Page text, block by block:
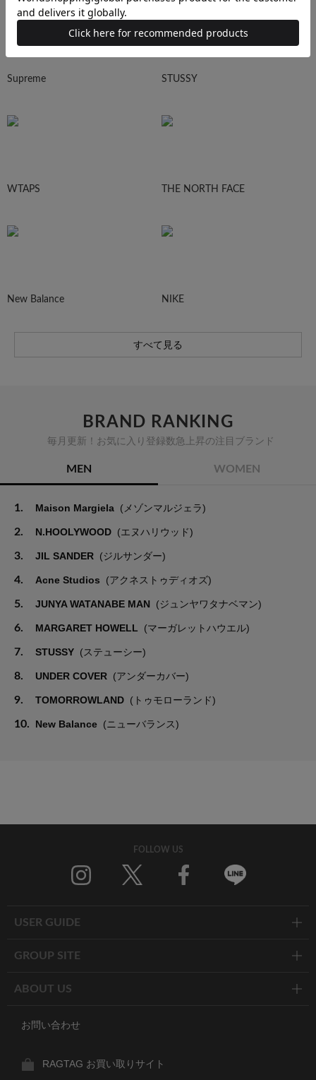
Supreme STUSSY
WTAPS THE NORTH FACE
New Balance NIKE
すべて見る
BRAND RANKING
毎月更新！お気に入り登録数急上昇の注目ブランド
MEN WOMEN
1. Maison Margiela (メゾンマルジェラ)
2. N.HOOLYWOOD (エヌハリウッド)
3. JIL SANDER (ジルサンダー)
4. Acne Studios (アクネストゥディオズ)
5. JUNYA WATANABE MAN (ジュンヤワタナベマン)
6. MARGARET HOWELL (マーガレットハウエル)
7. STUSSY (ステューシー)
8. UNDER COVER (アンダーカバー)
9. TOMORROWLAND (トゥモローランド)
10. New Balance (ニューバランス)
FOLLOW US
USER GUIDE
GROUP SITE
ABOUT US
お問い合わせ
RAGTAG お買い取りサイト